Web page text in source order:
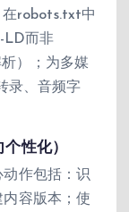
robots.txt中
LD而非
）；为多媒
录、音频字
性化）
作包括：识
容版本；使